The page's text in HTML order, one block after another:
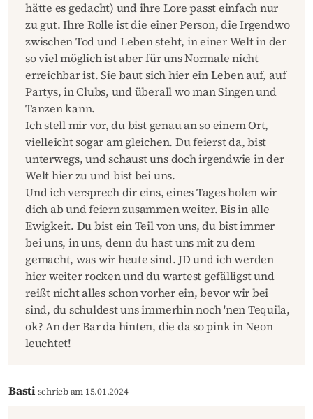
hätte es gedacht) und ihre Lore passt einfach nur
zu gut. Ihre Rolle ist die einer Person, die Irgendwo
zwischen Tod und Leben steht, in einer Welt in der
so viel möglich ist aber für uns Normale nicht
erreichbar ist. Sie baut sich hier ein Leben auf, auf
Partys, in Clubs, und überall wo man Singen und
Tanzen kann.
Ich stell mir vor, du bist genau an so einem Ort,
vielleicht sogar am gleichen. Du feierst da, bist
unterwegs, und schaust uns doch irgendwie in der
Welt hier zu und bist bei uns.
Und ich versprech dir eins, eines Tages holen wir
dich ab und feiern zusammen weiter. Bis in alle
Ewigkeit. Du bist ein Teil von uns, du bist immer
bei uns, in uns, denn du hast uns mit zu dem
gemacht, was wir heute sind. JD und ich werden
hier weiter rocken und du wartest gefälligst und
reißt nicht alles schon vorher ein, bevor wir bei
sind, du schuldest uns immerhin noch 'nen Tequila,
ok? An der Bar da hinten, die da so pink in Neon
leuchtet!
Basti schrieb am 15.01.2024